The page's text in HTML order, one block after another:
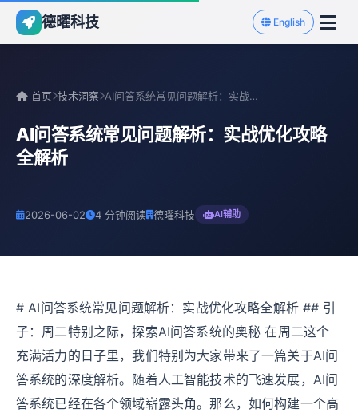
德曜科技 English
首页 技术洞察 AI问答系统常见问题解析：实战优化攻略全解析
AI问答系统常见问题解析：实战优化攻略
全解析
2026-06-02 4 分钟阅读 德曜科技 AI辅助
# AI问答系统常见问题解析：实战优化攻略全解析 ## 引
子：周二特别之际，探索AI问答系统的奥秘 在周二这个
充满活力的日子里，我们特别为大家带来了一篇关于AI问
答系统的深度解析。随着人工智能技术的飞速发展，AI问
答系统已经在各个领域崭露头角。那么，如何构建一个高